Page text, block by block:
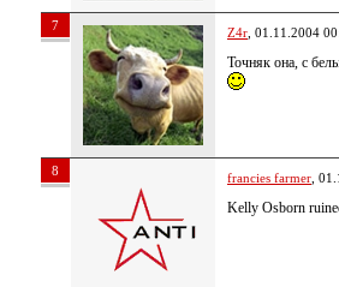
7 Z4r , 01.11.2004
Точняк она, с
8 francies farmer ,
Kelly Osborn